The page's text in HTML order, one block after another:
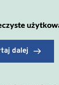
dalej